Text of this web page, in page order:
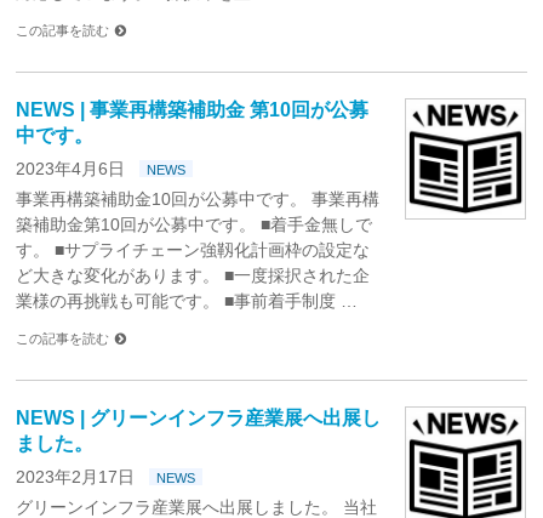
この記事を読む
NEWS | 事業再構築補助金 第10回が公募
中です。
2023年4月6日 NEWS
事業再構築補助金10回が公募中です。 事業再構
築補助金第10回が公募中です。 ■着手金無しで
す。 ■サプライチェーン強靱化計画枠の設定な
ど大きな変化があります。 ■一度採択された企
業様の再挑戦も可能です。 ■事前着手制度 …
この記事を読む
NEWS | グリーンインフラ産業展へ出展し
ました。
2023年2月17日 NEWS
グリーンインフラ産業展へ出展しました。 当社